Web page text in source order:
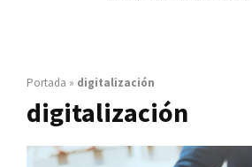
Portada » digitalización
digitalización